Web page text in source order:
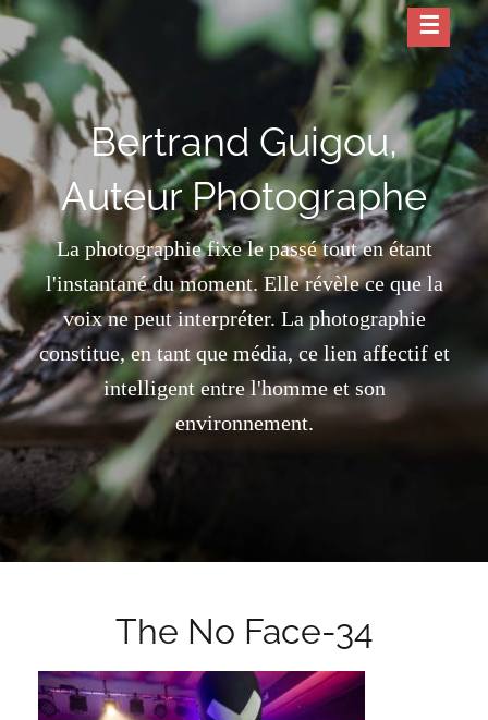
Skip
content
Bertrand Guigou,
Auteur Photographe
La photographie fixe le passé tout en étant
l'instantané du moment. Elle révèle ce que la
voix ne peut interpréter. La photographie
constitue, en tant que média, ce lien affectif et
intelligent entre l'homme et son
environnement.
The No Face-34